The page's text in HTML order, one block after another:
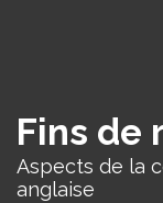
Fins de
Aspects de la
anglaise